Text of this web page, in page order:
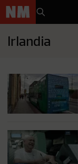
Irlandia